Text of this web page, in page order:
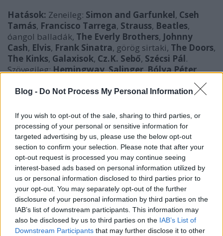
Blog - Do Not Process My Personal Information
If you wish to opt-out of the sale, sharing to third parties, or
processing of your personal or sensitive information for
targeted advertising by us, please use the below opt-out
section to confirm your selection. Please note that after your
opt-out request is processed you may continue seeing
interest-based ads based on personal information utilized by
us or personal information disclosed to third parties prior to
your opt-out. You may separately opt-out of the further
disclosure of your personal information by third parties on the
IAB’s list of downstream participants. This information may
also be disclosed by us to third parties on the IAB’s List of
Downstream Participants that may further disclose it to other
Hatások: Zeneileg: Simon and Garfunkel, Cseh
Tamás, Francisco Tarrega, Strauss, Beatles,
óangol balladák, The Everly Brothers, Johnny
Cash, Elvis, Frank Sinatra, görög sirtaki, The Doors,
The Kinks, Galaxisok, Cz.K. Sebő, Szécsi Pál.
Szövegileg:Hemingway,Salinger,Bólya Péter,
Dosztojevszkij,Radnóti,József Attila,Bereményi
Kiadó:Nincs.
Történet:Életem egy részében sok időt töltöttem
egyedül. Ekkor szerettem az erkélyen ülni este, vagy
nagyokat sétálni egyedül és közben olyan zenéket
hallgatni, amik lekötik minden gondolatomat. Amik
teljesen kitöltik a fejemet, vagy a szép
dallamosságukkal (Segovia), vagy a szövegekkel
sztorikat mesélnek el nekem, képeket festenek le. Ez
nem volt azért egy nagy releváció, olvasni mindig is
szerettem. De ekkor az ütött szöget a fejembe, hogy